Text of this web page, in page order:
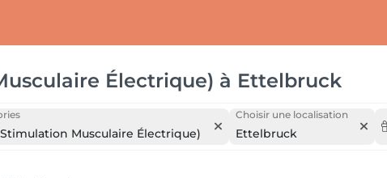
Électrique) à Ettelbruck
Musculaire Électrique)
Choisir une localisation
Ettelbruck